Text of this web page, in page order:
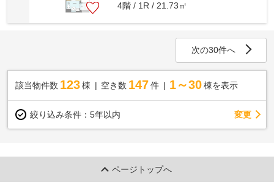
4階 / 1R / 21.73㎡
次の30件へ
該当物件数 123棟 空き数 147 件 1～30 棟を表示
絞り込み条件： 5年以内 変更
ページトップへ